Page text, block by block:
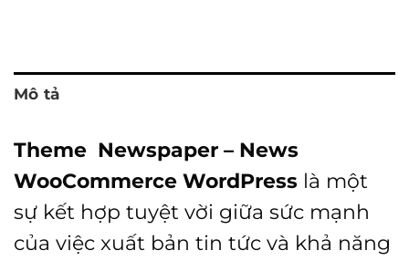
Mô tả
Theme Newspaper – News
WooCommerce WordPress là một
sự kết hợp tuyệt vời giữa sức mạnh
của việc xuất bản tin tức và khả năng